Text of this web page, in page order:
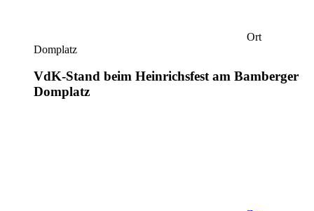
Ort
Domplatz
VdK-Stand beim Heinrichsfest am Bamberger
Domplatz